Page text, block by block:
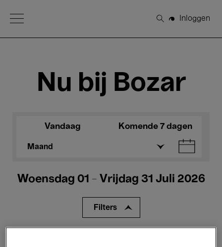
Open Menu
Zoeken
Inloggen
Nu bij Bozar
Vandaag Komende 7 dagen
Maand
Woensdag 01 - Vrijdag 31 Juli 2026
Filters